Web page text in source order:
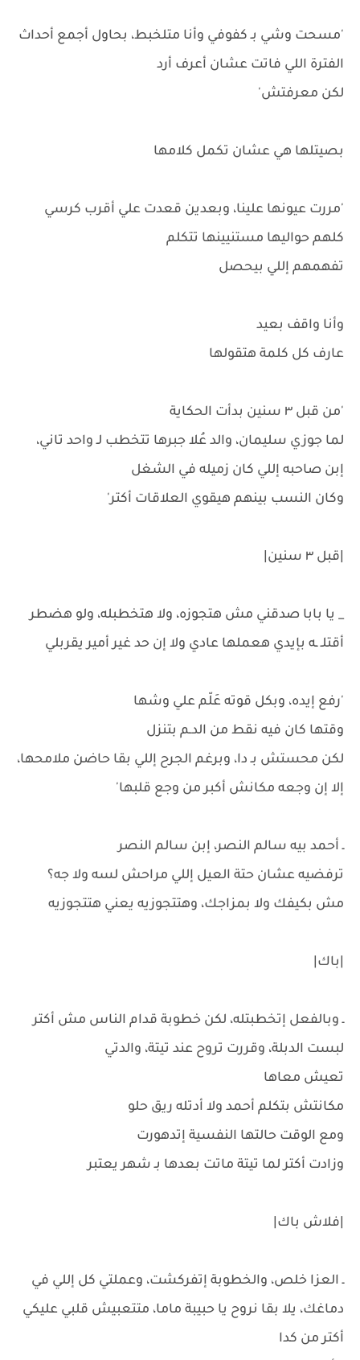
'مسحت وشي بـ كفوفي وأنا متلخبط، بحاول أجمع أحداث
الفترة اللي فاتت عشان أعرف أرد
لكن معرفتش'
بصيتلها هي عشان تكمل كلامها
'مررت عيونها علينا، وبعدين قعدت علي أقرب كرسي
كلهم حواليها مستنيينها تتكلم
تفهمهم إللي بيحصل
وأنا واقف بعيد
عارف كل كلمة هتقولها
'من قبل ٣ سنين بدأت الحكاية
لما جوزي سليمان، والد عُلا جبرها تتخطب لـ واحد تاني،
إبن صاحبه إللي كان زميله في الشغل
وكان النسب بينهم هيقوي العلاقات أكتر'
|قبل ٣ سنين|
_ يا بابا صدقني مش هتجوزه، ولا هتخطبله، ولو هضطر
أقتلـ ـه بإيدي هعملها عادي ولا إن حد غير أمير يقربلي
'رفع إيده، وبكل قوته عَلّم علي وشها
وقتها كان فيه نقط من الدـم بتنزل
لكن محستش بـ دا، وبرغم الجرح إللي بقا حاضن ملامحها،
إلا إن وجعه مكانش أكبر من وجع قلبها'
ـ أحمد بيه سالم النصر، إبن سالم النصر
ترفضيه عشان حتة العيل إللي مراحش لسه ولا جه؟
مش بكيفك ولا بمزاجك، وهتتجوزيه يعني هتتجوزيه
|باك|
ـ وبالفعل إتخطبتله، لكن خطوبة قدام الناس مش أكتر
لبست الدبلة، وقررت تروح عند تيتة، والدتي
تعيش معاها
مكانتش بتكلم أحمد ولا أدتله ريق حلو
ومع الوقت حالتها النفسية إتدهورت
وزادت أكتر لما تيتة ماتت بعدها بـ شهر يعتبر
|فلاش باك|
ـ العزا خلص، والخطوبة إتفركشت، وعملتي كل إللي في
دماغك، يلا بقا نروح يا حبيبة ماما، متتعبيش قلبي عليكي
أكتر من كدا